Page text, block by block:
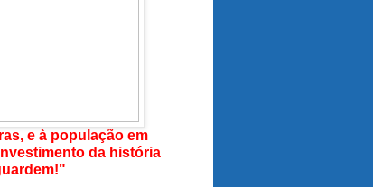
e à população em
da história